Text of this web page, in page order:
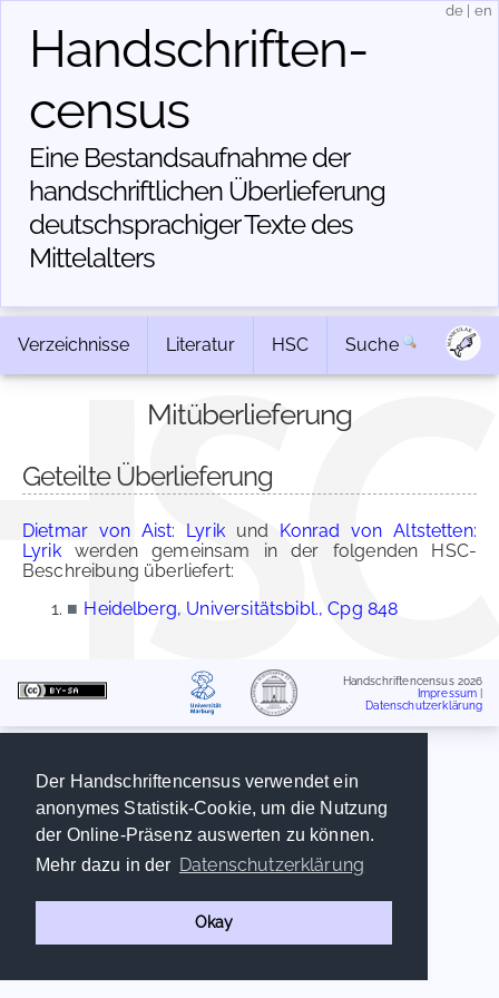
Der Handschriftencensus verwendet ein
anonymes Statistik-Cookie, um die Nutzung
der Online-Präsenz auswerten zu können.
Mehr dazu in der Datenschutzerklärung
Okay
Handschriften­
census
Eine Bestandsaufnahme der
handschriftlichen Über­lieferung
deutschsprachiger Texte des
Mittelalters
de en
Verzeichnisse Literatur HSC Suche
Mitüberlieferung
Geteilte Überlieferung
Dietmar von Aist: Lyrikund Konrad von Altstetten:
Lyrikwerden gemeinsam in der folgenden HSC-
Beschreibung überliefert:
■ Heidelberg, Universitätsbibl., Cpg 848
Handschriftencensus 2026
Impressum
Datenschutzerklärung